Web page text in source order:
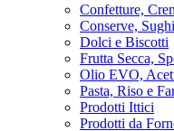
Confetture,
Conserve,
Dolci e Biscotti
Frutta Secca,
Olio EVO,
Pasta, Riso e
Prodotti Ittici
Prodotti da